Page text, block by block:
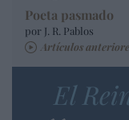
Poeta pasmado
por J. R. Pablos
Artículos
El